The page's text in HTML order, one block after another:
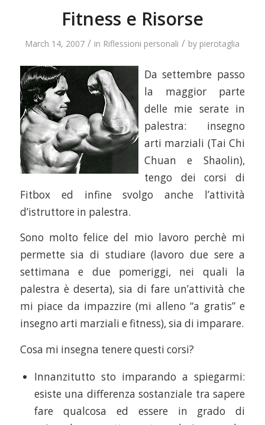
Fitness e Risorse
March 14, 2007 / in Riflessioni personali / by pierotaglia
Da settembre passo
la maggior parte
delle mie serate in
palestra: insegno
arti marziali (Tai Chi
Chuan e Shaolin),
tengo dei corsi di
Fitbox ed infine svolgo anche l’attività
d’istruttore in palestra.
Sono molto felice del mio lavoro perchè mi
permette sia di studiare (lavoro due sere a
settimana e due pomeriggi, nei quali la
palestra è deserta), sia di fare un’attività che
mi piace da impazzire (mi alleno “a gratis” e
insegno arti marziali e fitness), sia di imparare.
Cosa mi insegna tenere questi corsi?
Innanzitutto sto imparando a spiegarmi:
esiste una differenza sostanziale tra sapere
fare qualcosa ed essere in grado di